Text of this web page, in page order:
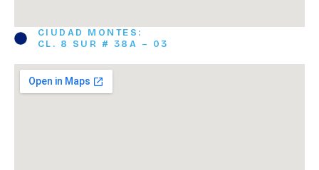
CIUDAD MONTES:
CL. 8 SUR # 38A – 03